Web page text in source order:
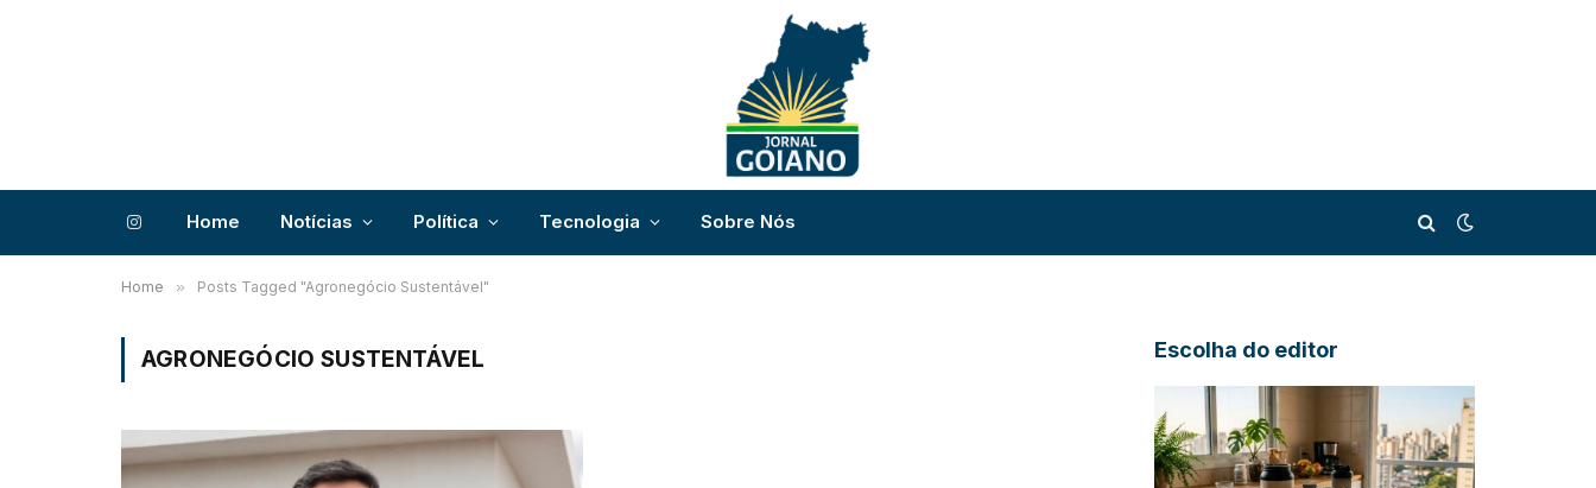
InstagramHome Notícias Política Tecnologia Sobre Nós
Home » Posts Tagged "Agronegócio Sustentável"
AGRONEGÓCIO SUSTENTÁVEL Escolha do editor